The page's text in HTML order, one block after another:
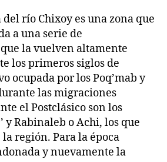
río Chixoy es una zona que
a una serie de
la vuelven altamente
los primeros siglos de
ocupada por los Poq’mab y
las migraciones
el Postclásico son los
y Rabinaleb o Achi, los que
región. Para la época
y nuevamente la